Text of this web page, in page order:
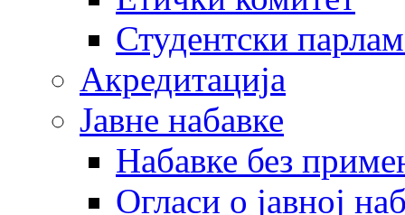
Студентски
Акредитација
Јавне набавке
Набавке без
Огласи о јавној